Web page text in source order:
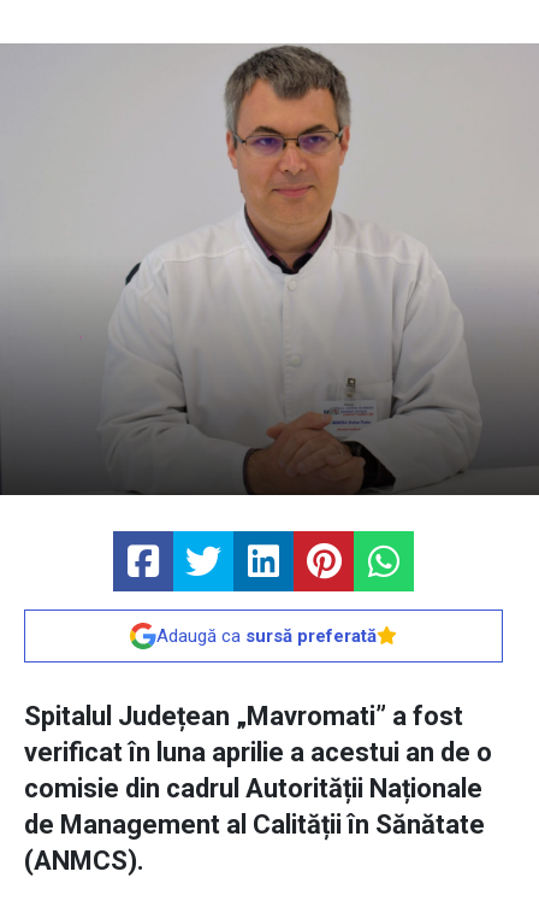
Adaugă ca sursă preferată
Spitalul Județean „Mavromati” a fost
verificat în luna aprilie a acestui an de o
comisie din cadrul Autorității Naționale
de Management al Calității în Sănătate
(ANMCS).